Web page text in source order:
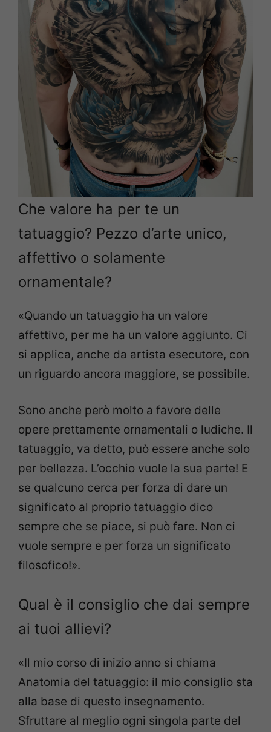
Che valore ha per te un
tatuaggio? Pezzo d’arte unico,
affettivo o solamente
ornamentale?
«Quando un tatuaggio ha un valore
affettivo, per me ha un valore aggiunto. Ci
si applica, anche da artista esecutore, con
un riguardo ancora maggiore, se possibile.
Sono anche però molto a favore delle
opere prettamente ornamentali o ludiche. Il
tatuaggio, va detto, può essere anche solo
per bellezza. L’occhio vuole la sua parte! E
se qualcuno cerca per forza di dare un
significato al proprio tatuaggio dico
sempre che se piace, si può fare. Non ci
vuole sempre e per forza un significato
filosofico!».
Qual è il consiglio che dai sempre
ai tuoi allievi?
«Il mio corso di inizio anno si chiama
Anatomia del tatuaggio: il mio consiglio sta
alla base di questo insegnamento.
Sfruttare al meglio ogni singola parte del